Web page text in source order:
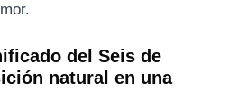
del Seis de
natural en una